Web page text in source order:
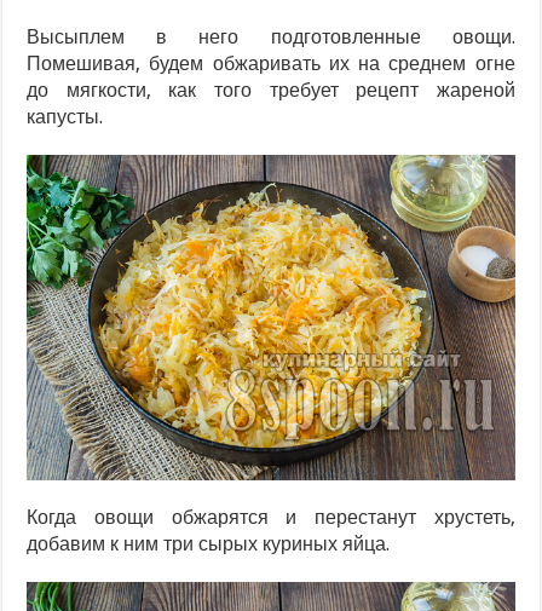
Высыплем в него подготовленные овощи.
Помешивая, будем обжаривать их на среднем огне
до мягкости, как того требует рецепт жареной
капусты.
Когда овощи обжарятся и перестанут хрустеть,
добавим к ним три сырых куриных яйца.